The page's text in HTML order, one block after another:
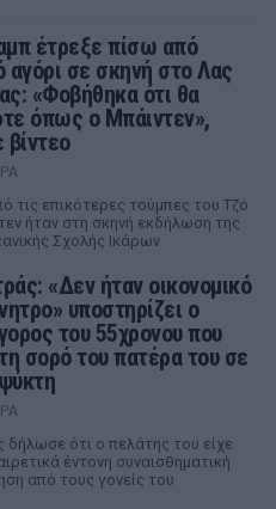
έτρεξε πίσω από
αγόρι σε σκηνή στο Λας
«Φοβήθηκα ότι θα
όπως ο Μπάιντεν»,
βίντεο
τις επικότερες τούμπες του Τζο
ήταν στη σκηνή εκδήλωση της
Σχολής Ικάρων
«Δεν ήταν οικονομικό
υποστηρίζει ο
του 55χρονου που
σορό του πατέρα του σε
δήλωσε ότι ο πελάτης του είχε
έντονη συναισθηματική
από τους γονείς του